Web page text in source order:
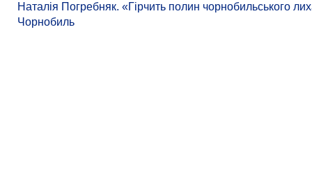
Наталія Погребняк. «Гірчить полин чорнобильського
Чорнобиль